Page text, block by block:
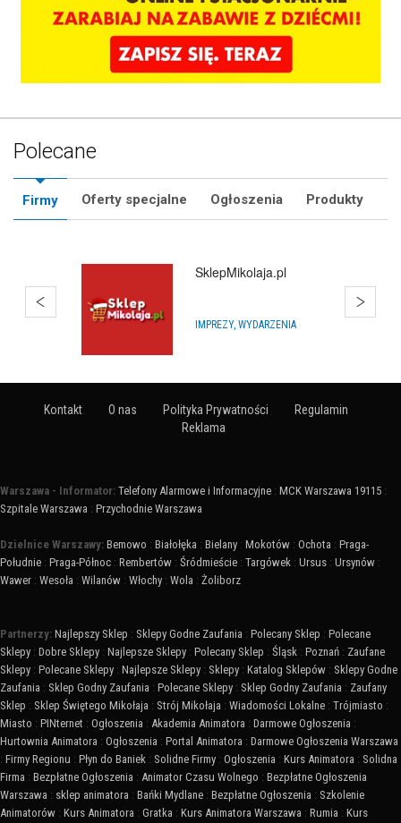
Polecane
Firmy Oferty specjalne Ogłoszenia Produkty
Estate Polska
BIURA NIERUCHOMOŚCI
Kontakt O nas Polityka Prywatności
Regulamin
Reklama
Warszawa - Informator: Telefony Alarmowe i Informacyjne : MCK Warszawa 19115 :
Szpitale Warszawa : Przychodnie Warszawa
Dzielnice Warszawy: Bemowo : Białołęka : Bielany : Mokotów : Ochota : Praga-
Południe : Praga-Północ : Rembertów : Śródmieście : Targówek : Ursus : Ursynów :
Wawer : Wesoła : Wilanów : Włochy : Wola : Żoliborz
Partnerzy: Najlepszy Sklep : Sklepy Godne Zaufania : Polecany Sklep : Polecane
Sklepy : Dobre Sklepy : Najlepsze Sklepy : Polecany Sklep : Śląsk : Poznań : Zaufane
Sklepy : Polecane Sklepy : Najlepsze Sklepy : Sklepy : Katalog Sklepów : Sklepy Godne
Zaufania : Sklep Godny Zaufania : Polecane Sklepy : Sklep Godny Zaufania : Zaufany
Sklep : Sklep Świętego Mikołaja : Strój Mikołaja : Wiadomości Lokalne : Trójmiasto :
Miasto : PINternet : Ogłoszenia : Akademia Animatora : Darmowe Ogłoszenia :
Hurtownia Animatora : Ogłoszenia : Portal Animatora : Darmowe Ogłoszenia Warszawa
: Firmy Regionu : Płyn do Baniek : Solidne Firmy : Ogłoszenia : Kurs Animatora : Solidna
Firma : Bezpłatne Ogłoszenia : Animator Czasu Wolnego : Bezpłatne Ogłoszenia
Warszawa : sklep animatora : Bańki Mydlane : Bezpłatne Ogłoszenia : Szkolenie
Animatorów : Kurs Animatora : Gratka : Kurs Animatora Warszawa : Rumia : Kurs